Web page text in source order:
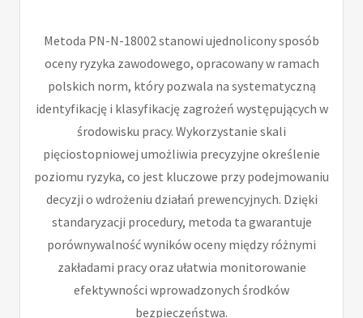
Metoda PN-N-18002 stanowi ujednolicony sposób
oceny ryzyka zawodowego, opracowany w ramach
polskich norm, który pozwala na systematyczną
identyfikację i klasyfikację zagrożeń występujących w
środowisku pracy. Wykorzystanie skali
pięciostopniowej umożliwia precyzyjne określenie
poziomu ryzyka, co jest kluczowe przy podejmowaniu
decyzji o wdrożeniu działań prewencyjnych. Dzięki
standaryzacji procedury, metoda ta gwarantuje
porównywalność wyników oceny między różnymi
zakładami pracy oraz ułatwia monitorowanie
efektywności wprowadzonych środków
bezpieczeństwa.